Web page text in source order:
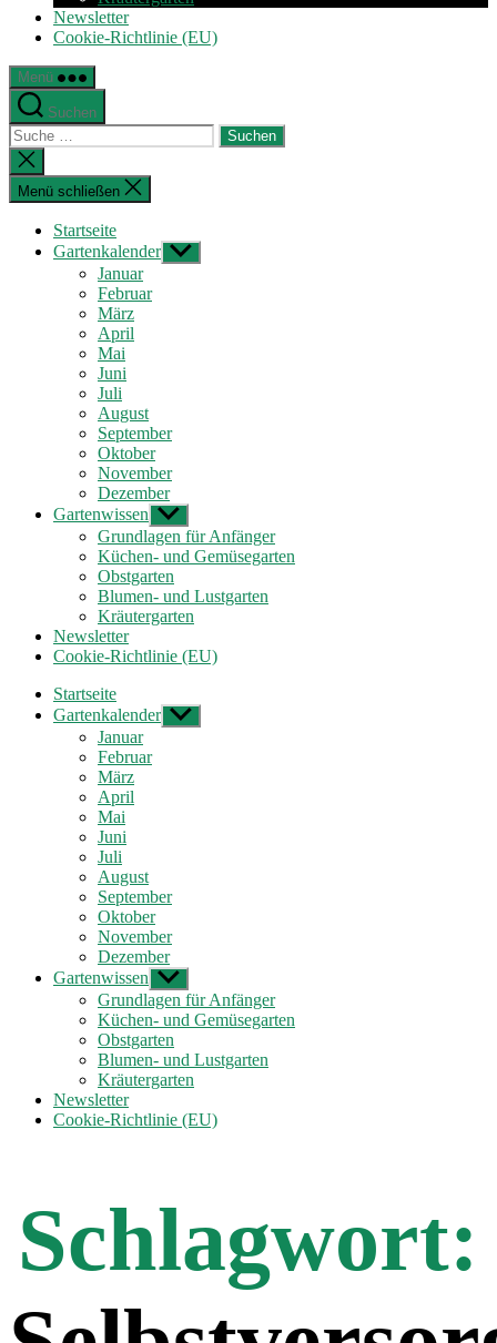
Newsletter
Cookie-Richtlinie (EU)
Menü
Suchen
Suche
nach:
Suche
schließen
Menü schließen
Startseite
Gartenkalender Untermenü
anzeigen
Januar
Februar
März
April
Mai
Juni
Juli
August
September
Oktober
November
Dezember
Gartenwissen Untermenü
anzeigen
Grundlagen für Anfänger
Küchen- und Gemüsegarten
Obstgarten
Blumen- und Lustgarten
Kräutergarten
Newsletter
Cookie-Richtlinie (EU)
Startseite
Gartenkalender Untermenü
anzeigen
Januar
Februar
März
April
Mai
Juni
Juli
August
September
Oktober
November
Dezember
Gartenwissen Untermenü
anzeigen
Grundlagen für Anfänger
Küchen- und Gemüsegarten
Obstgarten
Blumen- und Lustgarten
Kräutergarten
Newsletter
Cookie-Richtlinie (EU)
Schlagwort: